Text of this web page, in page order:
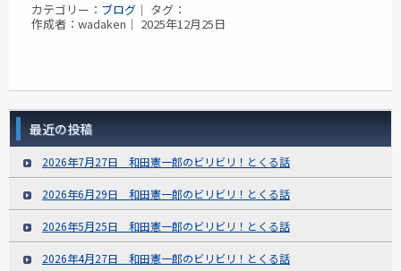
カテゴリー： ブログ ｜ タグ：
作成者：wadaken｜ 2025年12月25日
最近の投稿
2026年7月27日 和田憲一郎のビリビリ！とくる話
2026年6月29日 和田憲一郎のビリビリ！とくる話
2026年5月25日 和田憲一郎のビリビリ！とくる話
2026年4月27日 和田憲一郎のビリビリ！とくる話